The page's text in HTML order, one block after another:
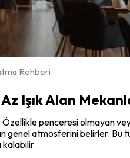
Rehberi
Işık Alan
penceresi olmayan
genel atmosferini belirler.
kalabilir.